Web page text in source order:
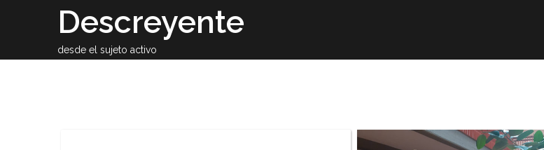
Descreyente
desde el sujeto activo